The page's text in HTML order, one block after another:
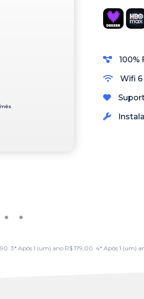
100%
Wifi 6
3* Após 1 (um) ano R$ 179,00. 4* Após 1 (um)